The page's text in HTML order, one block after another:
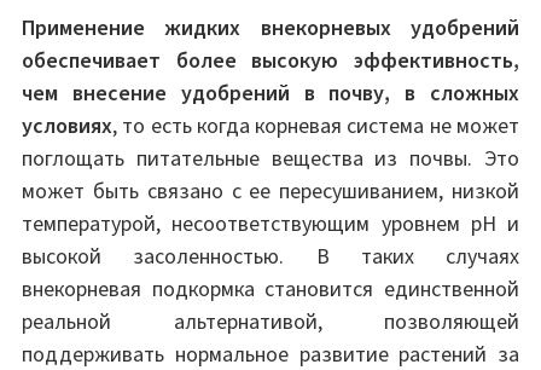
Применение жидких внекорневых удобрений
обеспечивает более высокую эффективность,
чем внесение удобрений в почву, в сложных
условиях, то есть когда корневая система не может
поглощать питательные вещества из почвы. Это
может быть связано с ее пересушиванием, низкой
температурой, несоответствующим уровнем pH и
высокой засоленностью. В таких случаях
внекорневая подкормка становится единственной
реальной альтернативой, позволяющей
поддерживать нормальное развитие растений за